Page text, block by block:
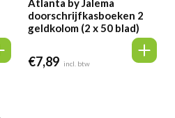
Atlanta by Jalema
doorschrijfkasboeken 2
geldkolom (2 x 50 blad)
€7,89 incl. btw